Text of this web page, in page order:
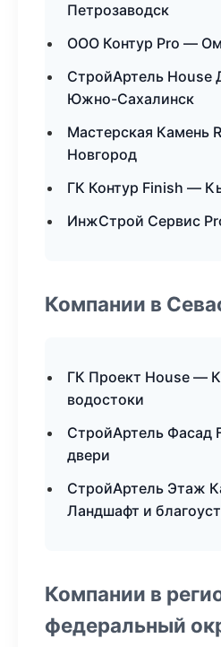
Петрозаводск
ООО Контур Pro —
СтройАртель House
Южно-Сахалинск
Мастерская Камень
Новгород
ГК Контур Finish —
ИнжСтрой Сервис
Компании в
ГК Проект House —
водостоки
СтройАртель Фасад
двери
СтройАртель Этаж
Ландшафт и
Компании в
федеральный